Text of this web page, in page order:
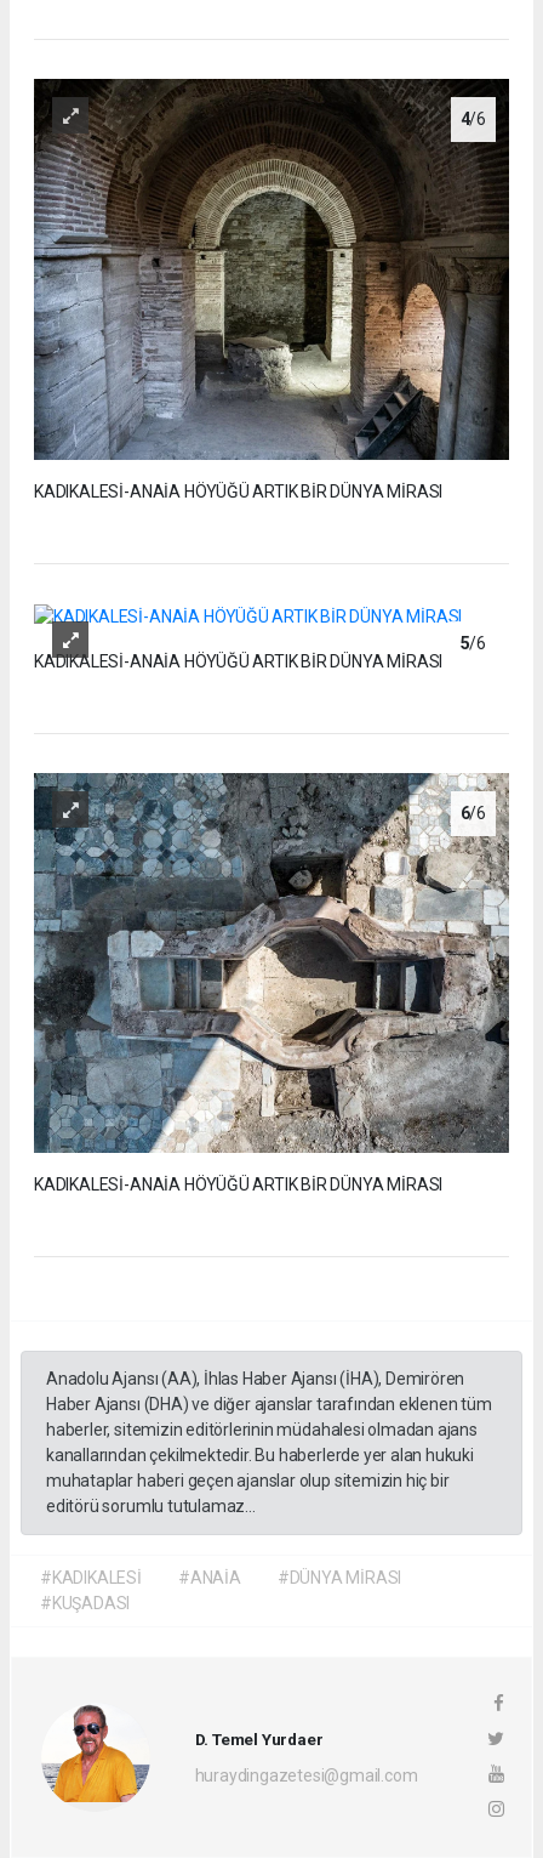
4/6
KADIKALESİ-ANAİA HÖYÜĞÜ ARTIK BİR DÜNYA MİRASI
5/6
KADIKALESİ-ANAİA HÖYÜĞÜ ARTIK BİR DÜNYA MİRASI
6/6
KADIKALESİ-ANAİA HÖYÜĞÜ ARTIK BİR DÜNYA MİRASI
Anadolu Ajansı (AA), İhlas Haber Ajansı (İHA), Demirören
Haber Ajansı (DHA) ve diğer ajanslar tarafından eklenen tüm
haberler, sitemizin editörlerinin müdahalesi olmadan ajans
kanallarından çekilmektedir. Bu haberlerde yer alan hukuki
muhataplar haberi geçen ajanslar olup sitemizin hiç bir
editörü sorumlu tutulamaz...
#KADIKALESİ #ANAİA
#DÜNYA MİRASI
#KUŞADASI
D. Temel Yurdaer
huraydingazetesi@gmail.com